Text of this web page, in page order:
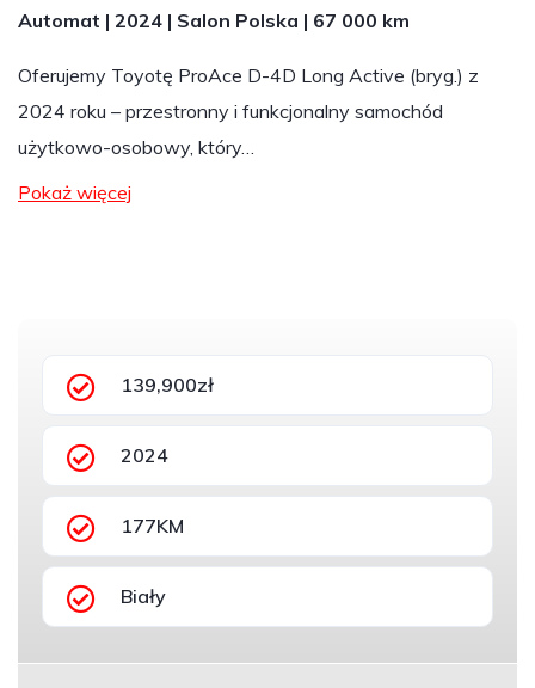
Automat | 2024 | Salon Polska | 67 000 km
Oferujemy Toyotę ProAce D-4D Long Active (bryg.) z
2024 roku – przestronny i funkcjonalny samochód
użytkowo-osobowy, który…
Pokaż więcej
139,900zł
2024
177KM
Biały